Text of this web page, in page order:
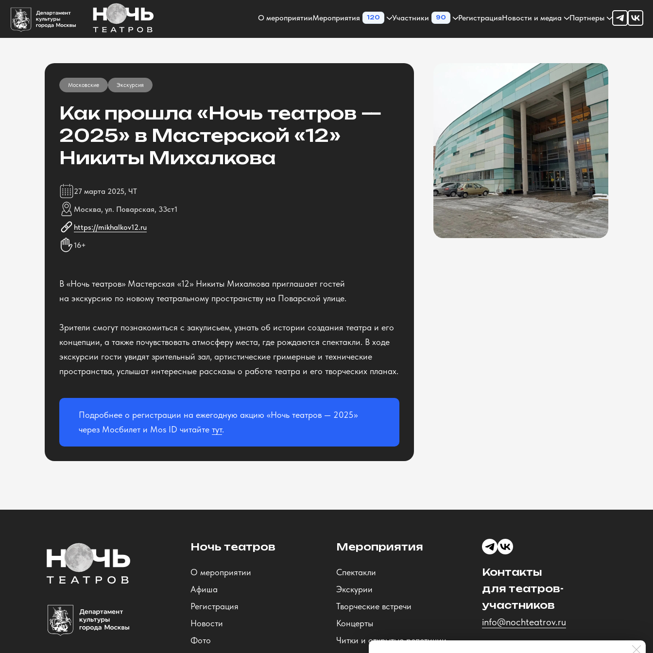
О мероприятииМероприятия 120 Участники 90 РегистрацияНовости и медиа Партнеры
Московские Экскурсия
Как прошла «Ночь театров —
2025» в Мастерской «12»
Никиты Михалкова
27 марта 2025, ЧТ
Москва, ул. Поварская, 33ст1
https://mikhalkov12.ru
16+
В «Ночь театров» Мастерская «12» Никиты Михалкова приглашает гостей
на экскурсию по новому театральному пространству на Поварской улице.
Зрители смогут познакомиться с закулисьем, узнать об истории создания театра и его
концепции, а также почувствовать атмосферу места, где рождаются спектакли. В ходе
экскурсии гости увидят зрительный зал, артистические гримерные и технические
пространства, услышат интересные рассказы о работе театра и его творческих планах.
Подробнее о регистрации на ежегодную акцию «Ночь театров — 2025»
через Мосбилет и Mos ID читайте тут.
Ночь театров
О мероприятии
Афиша
Регистрация
Новости
Фото
Мероприятия
Спектакли
Экскурии
Творческие встречи
Концерты
Читки и открытые репетиции
Контакты
для театров-
участников
info@nochteatrov.ru